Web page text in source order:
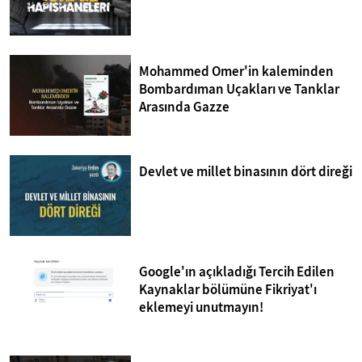
Mohammed Omer'in kaleminden
Bombardıman Uçakları ve Tanklar
Arasında Gazze
Devlet ve millet binasının dört direği
Google'ın açıkladığı Tercih Edilen
Kaynaklar bölümüne Fikriyat'ı
eklemeyi unutmayın!